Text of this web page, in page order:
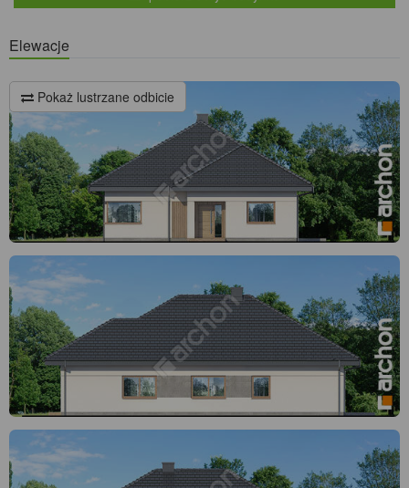
Elewacje
Pokaż lustrzane odbicie